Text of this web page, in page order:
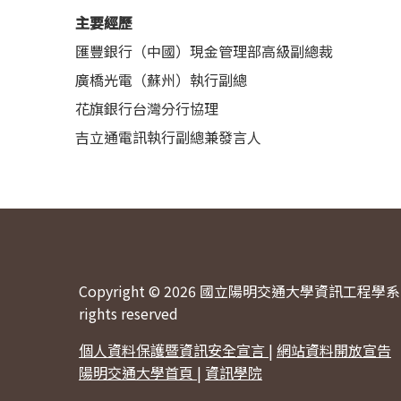
主要經歷
匯豐銀行（中國）現金管理部高級副總裁
廣橋光電（蘇州）執行副總
花旗銀行台灣分行協理
吉立通電訊執行副總兼發言人
Copyright © 2026 國立陽明交通大學資訊工程學
rights reserved
個人資料保護暨資訊安全宣言 | 網站資料開放宣告
陽明交通大學首頁 | 資訊學院